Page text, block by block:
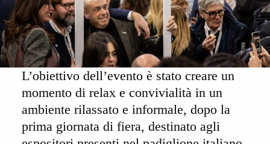
L’obiettivo dell’evento è stato creare un
momento di relaxe convivialitàin un
ambiente rilassato e informale, dopo la
prima giornata di fiera, destinato agli